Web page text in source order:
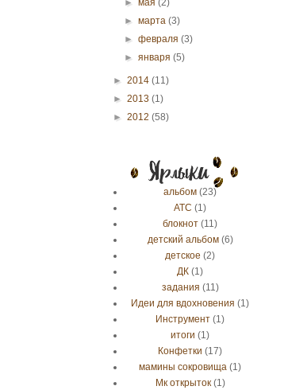
►мая(2)
►марта(3)
►февраля(3)
►января(5)
► 2014 (11)
► 2013 (1)
► 2012 (58)
альбом (23)
АТС (1)
блокнот (11)
детский альбом (6)
детское (2)
ДК (1)
задания (11)
Идеи для вдохновения (1)
Инструмент (1)
итоги (1)
Конфетки (17)
мамины сокровища (1)
Мк открыток (1)